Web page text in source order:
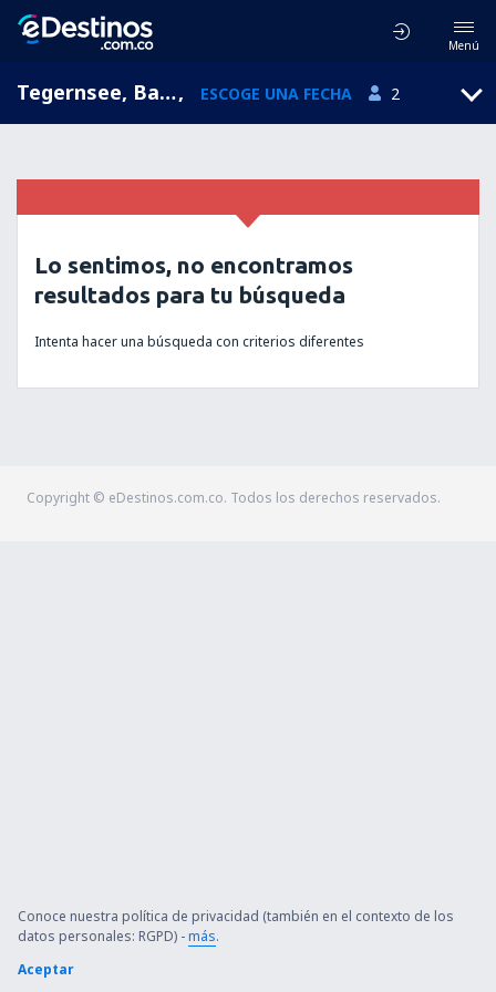
Menú
Tegernsee, Baviera, Alemania, ESCOGE UNA FECHA 2
Lo sentimos, no encontramos
resultados para tu búsqueda
Intenta hacer una búsqueda con criterios diferentes
Copyright © eDestinos.com.co. Todos los derechos reservados.
Conoce nuestra política de privacidad (también en el contexto de los
datos personales: RGPD) -más.
Aceptar